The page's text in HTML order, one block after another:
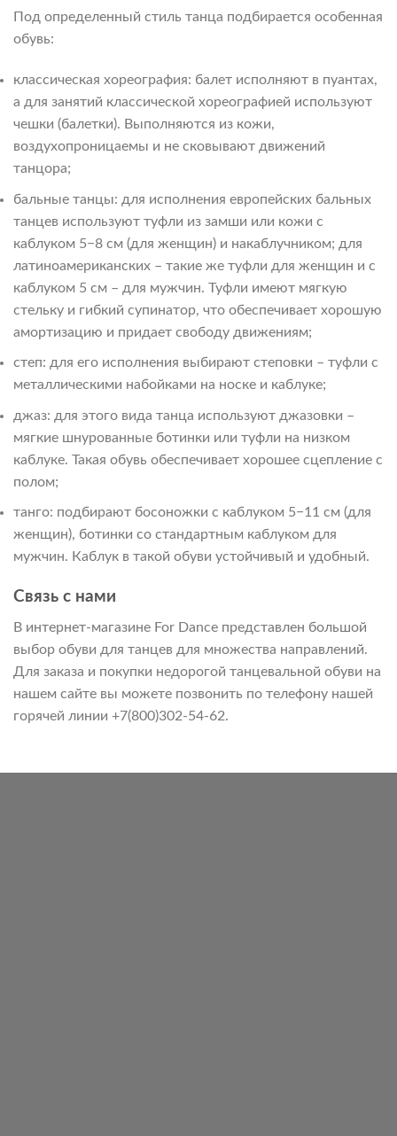
Под определенный стиль танца подбирается особенная
обувь:
классическая хореография: балет исполняют в пуантах,
а для занятий классической хореографией используют
чешки (балетки). Выполняются из кожи,
воздухопроницаемы и не сковывают движений
танцора;
бальные танцы: для исполнения европейских бальных
танцев используют туфли из замши или кожи с
каблуком 5−8 см (для женщин) и накаблучником; для
латиноамериканских – такие же туфли для женщин и с
каблуком 5 см – для мужчин. Туфли имеют мягкую
стельку и гибкий супинатор, что обеспечивает хорошую
амортизацию и придает свободу движениям;
степ: для его исполнения выбирают степовки – туфли с
металлическими набойками на носке и каблуке;
джаз: для этого вида танца используют джазовки –
мягкие шнурованные ботинки или туфли на низком
каблуке. Такая обувь обеспечивает хорошее сцепление с
полом;
танго: подбирают босоножки с каблуком 5−11 см (для
женщин), ботинки со стандартным каблуком для
мужчин. Каблук в такой обуви устойчивый и удобный.
Связь с нами
В интернет-магазине For Dance представлен большой
выбор обуви для танцев для множества направлений.
Для заказа и покупки недорогой танцевальной обуви на
нашем сайте вы можете позвонить по телефону нашей
горячей линии +7(800)302-54-62.